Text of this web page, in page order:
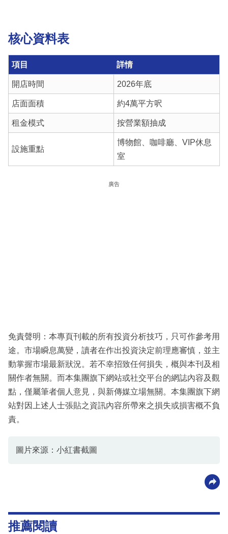
核心資料表
項目 詳情
開店時間 2026年底
店面面積 約4萬平方呎
租金模式 按營業額抽成
設施重點
博物館、咖啡廳、VIP休息
室
廣告
免責聲明：本專頁刊載的所有投資分析技巧，只可作參考用
途。市場瞬息萬變，讀者在作出投資決定前理應審慎，並主
動掌握市場最新狀況。若不幸招致任何損失，概與本刊及相
關作者無關。而本集團旗下網站或社交平台的網誌內容及觀
點，僅屬筆者個人意見，與新傳媒立場無關。本集團旗下網
站對因上述人士張貼之資訊內容所帶來之損失或損害概不負
責。
圖片來源：小紅書截圖
推薦閱讀